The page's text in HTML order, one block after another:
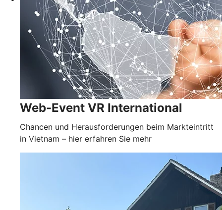
Web-Event VR International
Chancen und Herausforderungen beim Markteintritt
in Vietnam – hier erfahren Sie mehr